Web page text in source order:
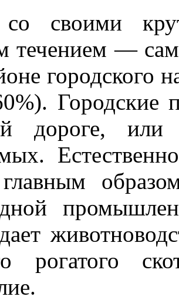
своими
течением —
городского
Городские
дороге,
рогатого